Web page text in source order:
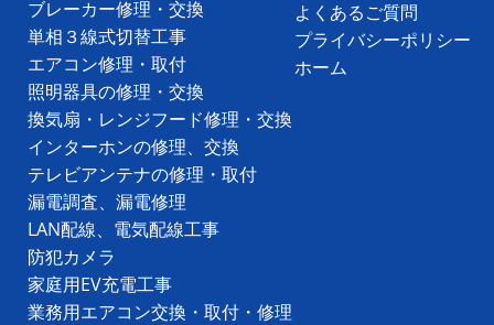
ブレーカー修理・交換
単相３線式切替工事
エアコン修理・取付
照明器具の修理・交換
換気扇・レンジフード修理・交換
インターホンの修理、交換
テレビアンテナの修理・取付
漏電調査、漏電修理
LAN配線、電気配線工事
防犯カメラ
家庭用EV充電工事
業務用エアコン交換・取付・修理
よくあるご質問
プライバシーポリシー
ホーム